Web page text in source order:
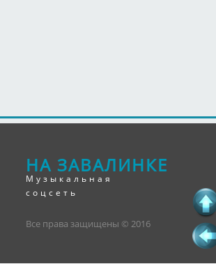
НА ЗАВАЛИНКЕ
Музыкальная
соцсеть
Все права защищены © 2016